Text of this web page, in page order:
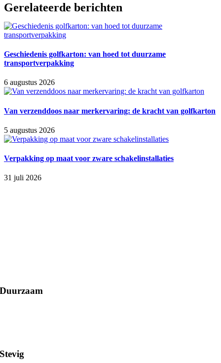
Gerelateerde berichten
Geschiedenis golfkarton: van hoed tot duurzame
transportverpakking
6 augustus 2026
Van verzenddoos naar merkervaring: de kracht van golfkarton
5 augustus 2026
Verpakking op maat voor zware schakelinstallaties
31 juli 2026
Duurzaam
Stevig